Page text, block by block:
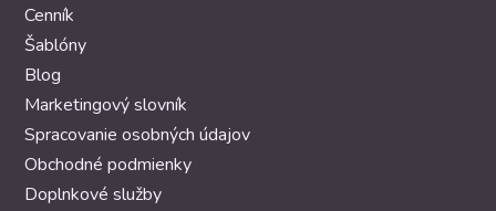
Cenník
Šablóny
Blog
Marketingový slovník
Spracovanie osobných údajov
Obchodné podmienky
Doplnkové služby